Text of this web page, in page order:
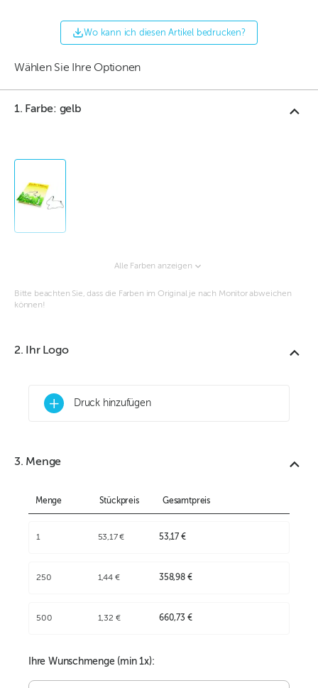
Wo kann ich diesen Artikel bedrucken?
Wählen Sie Ihre Optionen
1. Farbe: gelb
Alle Farben anzeigen
Bitte beachten Sie, dass die Farben im Original je nach Monitor abweichen
können!
2. Ihr Logo
+ Druck hinzufügen
3. Menge
Menge Stückpreis Gesamtpreis
1 53,17 € 53,17 €
250 1,44 € 358,98 €
500 1,32 € 660,73 €
Ihre Wunschmenge (min1x):